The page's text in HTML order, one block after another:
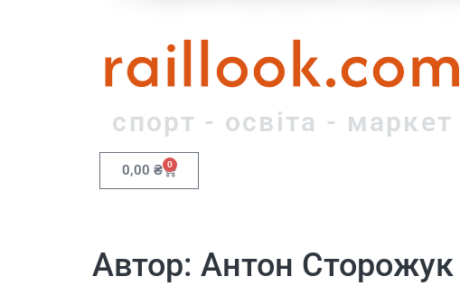
raillook.com
спорт - освіта - маркет
0,00 ₴ 0
Автор: Антон Сторожук